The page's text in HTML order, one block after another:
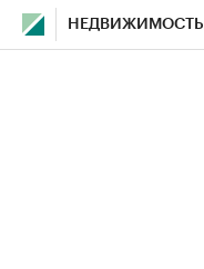
НЕДВИЖИМОСТЬ